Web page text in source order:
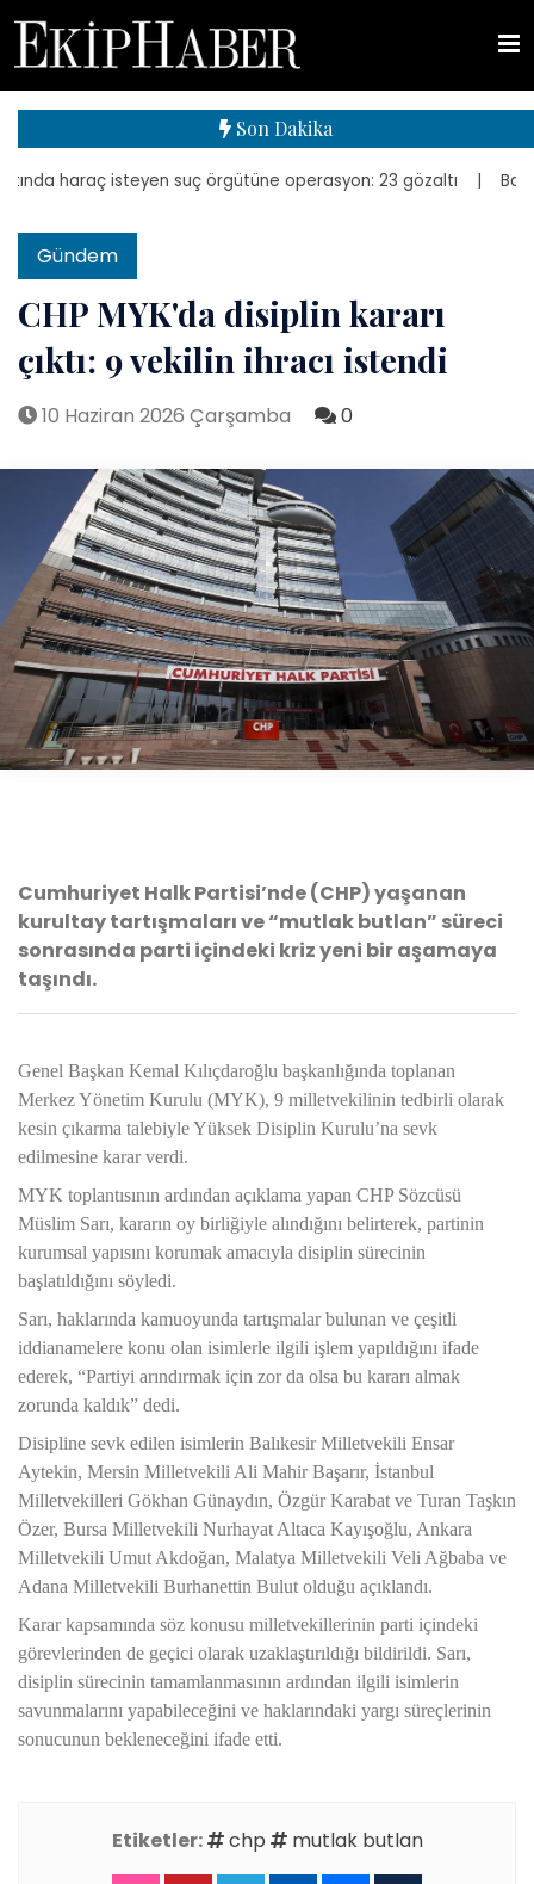
Son Dakika
haraç isteyen suç örgütüne operasyon: 23 gözaltı | Bakan
Gündem
CHP MYK'da disiplin kararı
çıktı: 9 vekilin ihracı istendi
10 Haziran 2026 Çarşamba 0
Cumhuriyet Halk Partisi’nde (CHP) yaşanan
kurultay tartışmaları ve “mutlak butlan” süreci
sonrasında parti içindeki kriz yeni bir aşamaya
taşındı.
Genel Başkan Kemal Kılıçdaroğlu başkanlığında toplanan
Merkez Yönetim Kurulu (MYK), 9 milletvekilinin tedbirli olarak
kesin çıkarma talebiyle Yüksek Disiplin Kurulu’na sevk
edilmesine karar verdi.
MYK toplantısının ardından açıklama yapan CHP Sözcüsü
Müslim Sarı, kararın oy birliğiyle alındığını belirterek, partinin
kurumsal yapısını korumak amacıyla disiplin sürecinin
başlatıldığını söyledi.
Sarı, haklarında kamuoyunda tartışmalar bulunan ve çeşitli
iddianamelere konu olan isimlerle ilgili işlem yapıldığını ifade
ederek, “Partiyi arındırmak için zor da olsa bu kararı almak
zorunda kaldık” dedi.
Disipline sevk edilen isimlerin Balıkesir Milletvekili Ensar
Aytekin, Mersin Milletvekili Ali Mahir Başarır, İstanbul
Milletvekilleri Gökhan Günaydın, Özgür Karabat ve Turan Taşkın
Özer, Bursa Milletvekili Nurhayat Altaca Kayışoğlu, Ankara
Milletvekili Umut Akdoğan, Malatya Milletvekili Veli Ağbaba ve
Adana Milletvekili Burhanettin Bulut olduğu açıklandı.
Karar kapsamında söz konusu milletvekillerinin parti içindeki
görevlerinden de geçici olarak uzaklaştırıldığı bildirildi. Sarı,
disiplin sürecinin tamamlanmasının ardından ilgili isimlerin
savunmalarını yapabileceğini ve haklarındaki yargı süreçlerinin
sonucunun bekleneceğini ifade etti.
Etiketler: chp mutlak butlan